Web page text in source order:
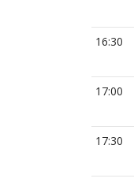
16:30
17:00
17:30